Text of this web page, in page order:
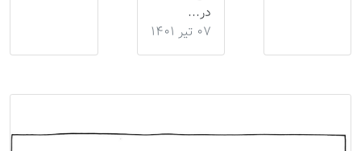
در...
۰۷ تیر ۱۴۰۱